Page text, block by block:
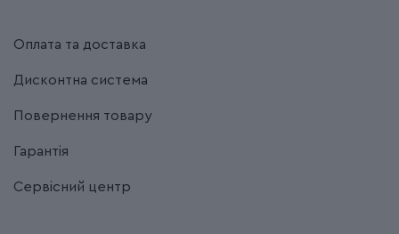
Оплата та доставка
Дисконтна система
Повернення товару
Гарантія
Сервісний центр